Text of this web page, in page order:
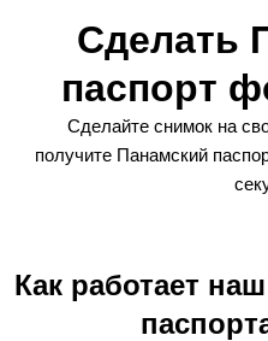
Сделать
паспорт
Сделайте снимок на
получите Панамский
Как работает